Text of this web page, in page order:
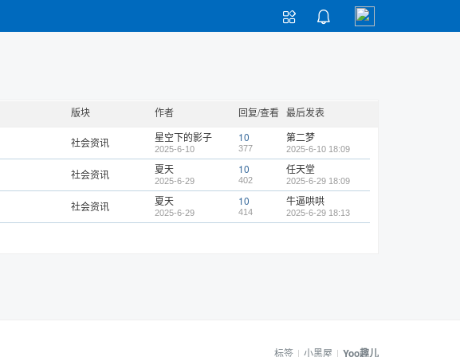


版块 作者 回复/查看 最后发表
社会资讯 星空下的影子
2025-6-10
10
377
第二梦
2025-6-10 18:09
社会资讯 夏天
2025-6-29
10
402
任天堂
2025-6-29 18:09
社会资讯 夏天
2025-6-29
10
414
牛逼哄哄
2025-6-29 18:13
标签 | 小黑屋 | Yoo趣儿